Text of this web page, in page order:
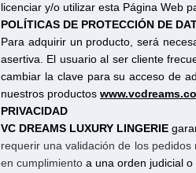
licenciar y/o utilizar esta Página Web
POLÍTICAS DE PROTECCIÓN DE
Para adquirir un producto, será
asertiva. El usuario al ser cliente
cambiar la clave para su acceso de
nuestros productos www.vcdreams.co
PRIVACIDAD
VC DREAMS LUXURY LINGERIE
requerir una validación de los
en cumplimiento a una orden judicial o